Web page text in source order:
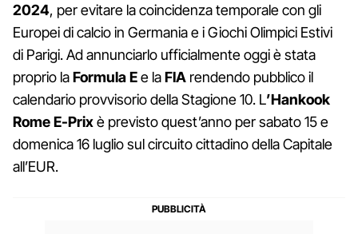
2024, per evitare la coincidenza temporale con gli
Europei di calcio in Germania e i Giochi Olimpici Estivi
di Parigi. Ad annunciarlo ufficialmente oggi è stata
proprio laFormula Ee laFIA rendendo pubblico il
calendario provvisorio della Stagione 10. L’Hankook
Rome E-Prixè previsto quest’anno per sabato 15 e
domenica 16 luglio sul circuito cittadino della Capitale
all’EUR.